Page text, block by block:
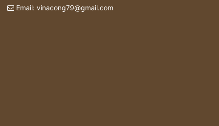
Email: vinacong79@gmail.com